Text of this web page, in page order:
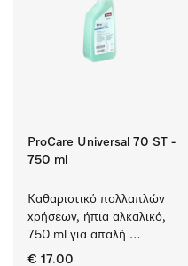
ProCare Universal 70 ST -
750 ml
Καθαριστικό πολλαπλών
χρήσεων, ήπια αλκαλικό,
750 ml για απαλή
αφαίρεση υπολειμμάτων
€ 17.00